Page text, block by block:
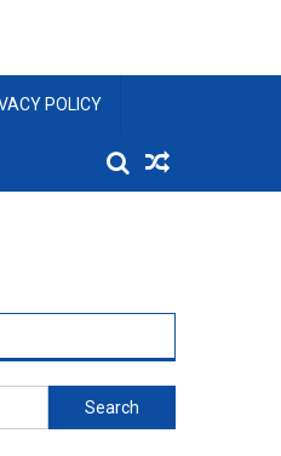
POLICY
Search
for: